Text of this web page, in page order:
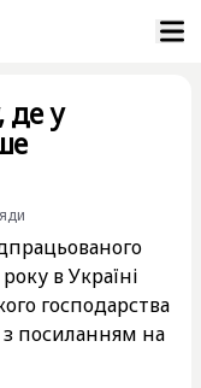
де у
в Україні
господарства
з посиланням на